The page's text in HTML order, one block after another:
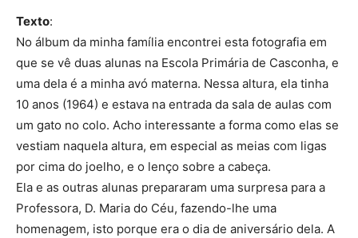
Texto:
No álbum da minha família encontrei esta fotografia em
que se vê duas alunas na Escola Primária de Casconha, e
uma dela é a minha avó materna. Nessa altura, ela tinha
10 anos (1964) e estava na entrada da sala de aulas com
um gato no colo. Acho interessante a forma como elas se
vestiam naquela altura, em especial as meias com ligas
por cima do joelho, e o lenço sobre a cabeça.
Ela e as outras alunas prepararam uma surpresa para a
Professora, D. Maria do Céu, fazendo-lhe uma
homenagem, isto porque era o dia de aniversário dela. A